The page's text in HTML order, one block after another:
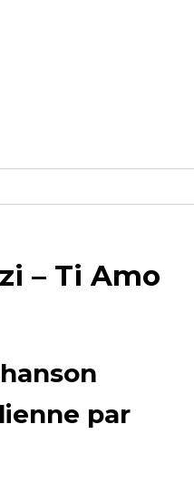
– Ti Amo
par